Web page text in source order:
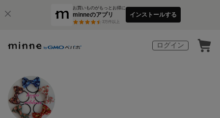
お買いものがもっとお得に
minneのアプリ
3万件以上
インストールする
ログイン